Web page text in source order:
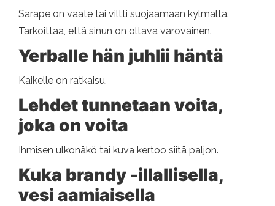
Sarape on vaate tai viltti suojaamaan kylmältä.
Tarkoittaa, että sinun on oltava varovainen.
Yerballe hän juhlii häntä
Kaikelle on ratkaisu.
Lehdet tunnetaan voita,
joka on voita
Ihmisen ulkonäkö tai kuva kertoo siitä paljon.
Kuka brandy -illallisella,
vesi aamiaisella